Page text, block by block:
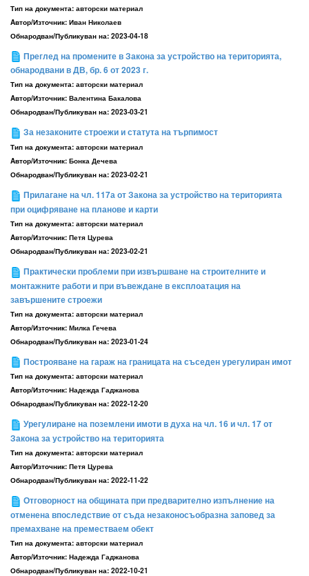
Тип на документа: авторски материал
Aвтор/Източник: Иван Николаев
Обнародван/Публикуван на: 2023-04-18
Преглед на промените в Закона за устройство на територията,
обнародвани в ДВ, бр. 6 от 2023 г.
Тип на документа: авторски материал
Aвтор/Източник: Валентина Бакалова
Обнародван/Публикуван на: 2023-03-21
За незаконите строежи и статута на търпимост
Тип на документа: авторски материал
Aвтор/Източник: Бонка Дечева
Обнародван/Публикуван на: 2023-02-21
Прилагане на чл. 117а от Закона за устройство на територията
при оцифряване на планове и карти
Тип на документа: авторски материал
Aвтор/Източник: Петя Цурева
Обнародван/Публикуван на: 2023-02-21
Практически проблеми при извършване на строителните и
монтажните работи и при въвеждане в експлоатация на
завършените строежи
Тип на документа: авторски материал
Aвтор/Източник: Милка Гечева
Обнародван/Публикуван на: 2023-01-24
Построяване на гараж на границата на съседен урегулиран имот
Тип на документа: авторски материал
Aвтор/Източник: Надежда Гаджанова
Обнародван/Публикуван на: 2022-12-20
Урегулиране на поземлени имоти в духа на чл. 16 и чл. 17 от
Закона за устройство на територията
Тип на документа: авторски материал
Aвтор/Източник: Петя Цурева
Обнародван/Публикуван на: 2022-11-22
Отговорност на общината при предварително изпълнение на
отменена впоследствие от съда незаконосъобразна заповед за
премахване на преместваем обект
Тип на документа: авторски материал
Aвтор/Източник: Надежда Гаджанова
Обнародван/Публикуван на: 2022-10-21